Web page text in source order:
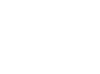
ông Shaun
châu Á